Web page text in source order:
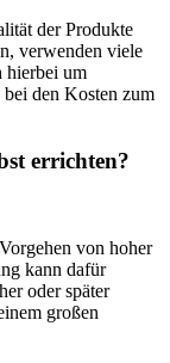
der Produkte
verwenden viele
hierbei um
den Kosten zum
errichten?
von hoher
kann dafür
oder später
großen